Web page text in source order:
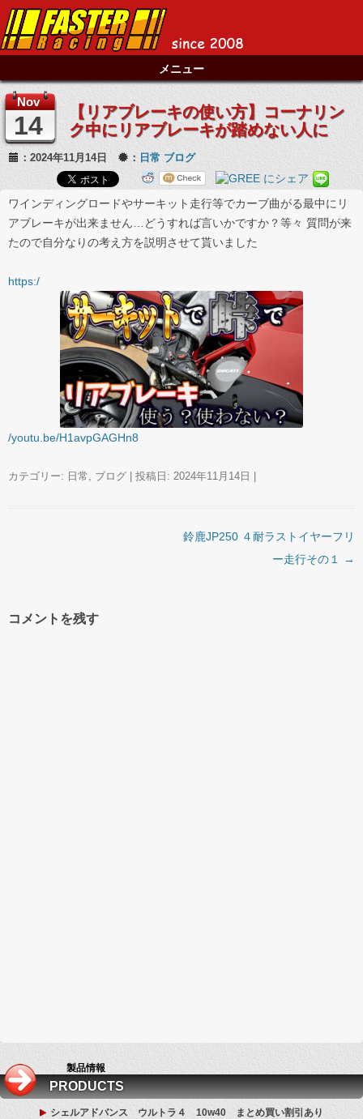
メニュー
Nov
14
【リアブレーキの使い方】コーナリン
ク中にリアブレーキが踏めない人に
：2024年11月14日 ： 日常 ブログ
ワインディングロードやサーキット走行等でカーブ曲がる最中にリ
アブレーキが出来ません…どうすれば言いかですか？等々 質問が来
たので自分なりの考え方を説明させて貰いました
https:/
/youtu.be/H1avpGAGHn8
カテゴリー: 日常 ブログ| 投稿日: 2024年11月14日
鈴鹿JP250 ４耐ラストイヤーフリ
ー走行その１
→
コメントを残す
製品情報
PRODUCTS
シェルアドバンス ウルトラ４ 10w40 まとめ買い割引あり